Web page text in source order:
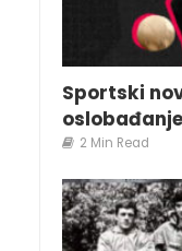
Sportski
2 Min Read